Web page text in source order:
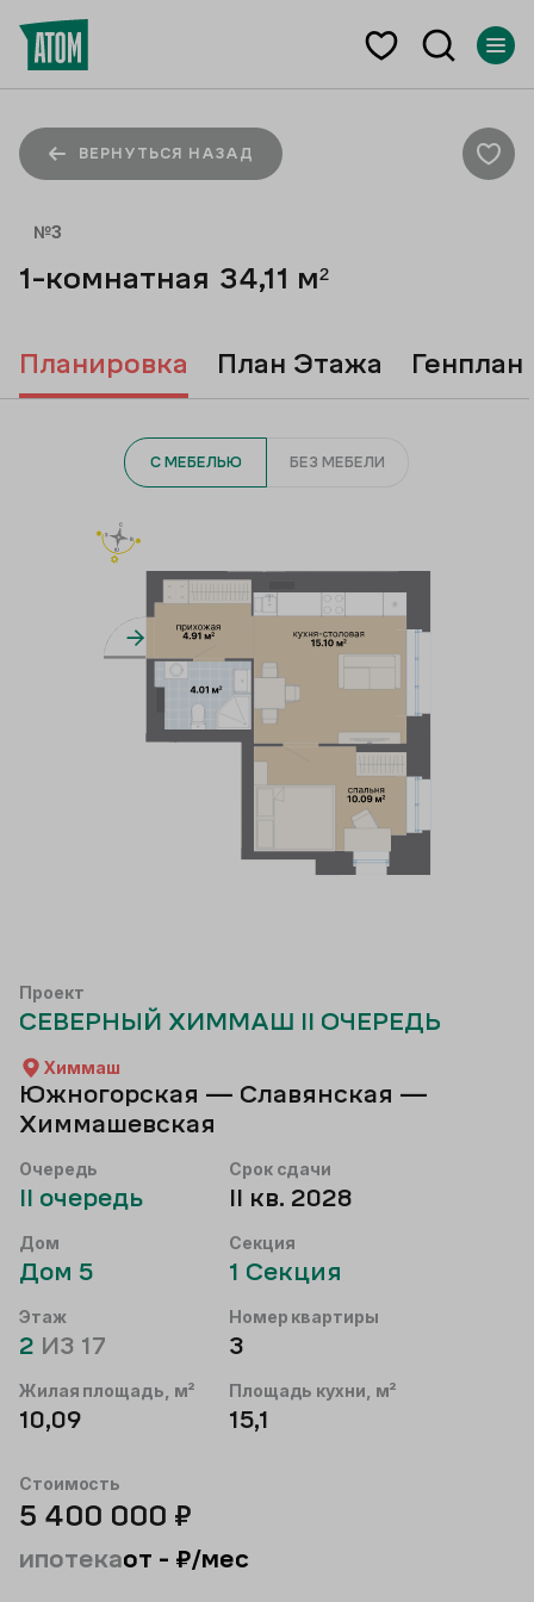
ВЕРНУТЬСЯ НАЗАД
№3
1-комнатная 34,11 м²
Проект
СЕВЕРНЫЙ ХИММАШ II ОЧЕРЕДЬ
Химмаш
Южногорская — Славянская —
Химмашевская
Очередь
II очередь
Срок сдачи
II кв. 2028
Дом
Дом 5
Секция
1 Секция
Этаж
2 ИЗ 17
Номер квартиры
3
Жилая площадь, м²
10,09
Площадь кухни, м²
15,1
Стоимость
5 400 000 ₽
ипотекаот - ₽/мес
Планировка План Этажа Генплан
С МЕБЕЛЬЮ БЕЗ МЕБЕЛИ